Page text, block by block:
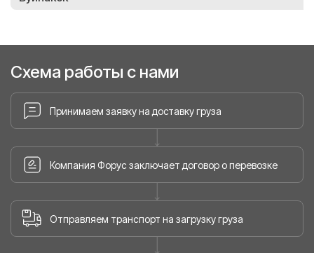
Схема работы с нами
Принимаем заявку на доставку груза
Компания Форус заключает договор о перевозке
Отправляем транспорт на загрузку груза